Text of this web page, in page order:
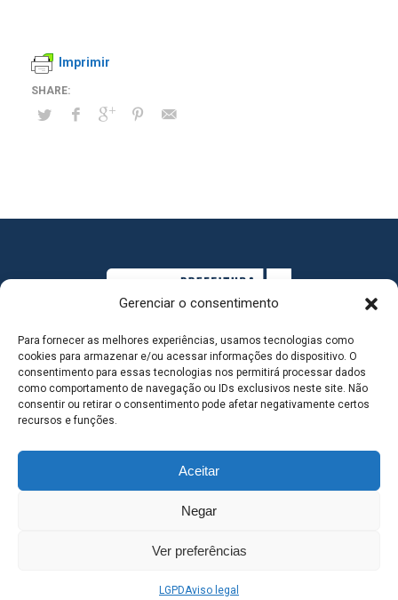
Gerenciar o consentimento
Para fornecer as melhores experiências, usamos tecnologias como
cookies para armazenar e/ou acessar informações do dispositivo. O
consentimento para essas tecnologias nos permitirá processar dados
como comportamento de navegação ou IDs exclusivos neste site. Não
consentir ou retirar o consentimento pode afetar negativamente certos
recursos e funções.
Aceitar
Negar
Ver preferências
LGPDAviso legal
Imprimir
MAPA DO SITE
SEDE DO ADMINISTRATIVO MUNICIPAL - Avenida